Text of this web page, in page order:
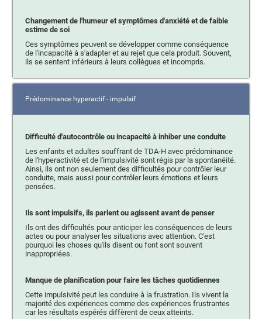
Changement de l'humeur et symptômes d'anxiété et de faible
estime de soi
Ces symptômes peuvent se développer comme conséquence
de l'incapacité à s'adapter et au rejet que cela produit. Souvent,
ils se sentent inférieurs à leurs collègues et incompris.
Prédominance hyperactif - impulsif
Difficulté d'autocontrôle ou incapacité à inhiber une conduite
Les enfants et adultes souffrant de TDA-H avec prédominance
de l'hyperactivité et de l'impulsivité sont régis par la spontanéité.
Ainsi, ils ont non seulement des difficultés pour contrôler leur
conduite, mais aussi pour contrôler leurs émotions et leurs
pensées.
Ils sont impulsifs, ils parlent ou agissent avant de penser
Ils ont des difficultés pour anticiper les conséquences de leurs
actes ou pour analyser les situations avec attention. C'est
pourquoi les choses qu'ils disent ou font sont souvent
inappropriées.
Manque de planification pour faire les tâches quotidiennes
Cette impulsivité peut les conduire à la frustration. Ils vivent la
majorité des expériences comme des expériences frustrantes
car les résultats espérés diffèrent de ceux atteints.